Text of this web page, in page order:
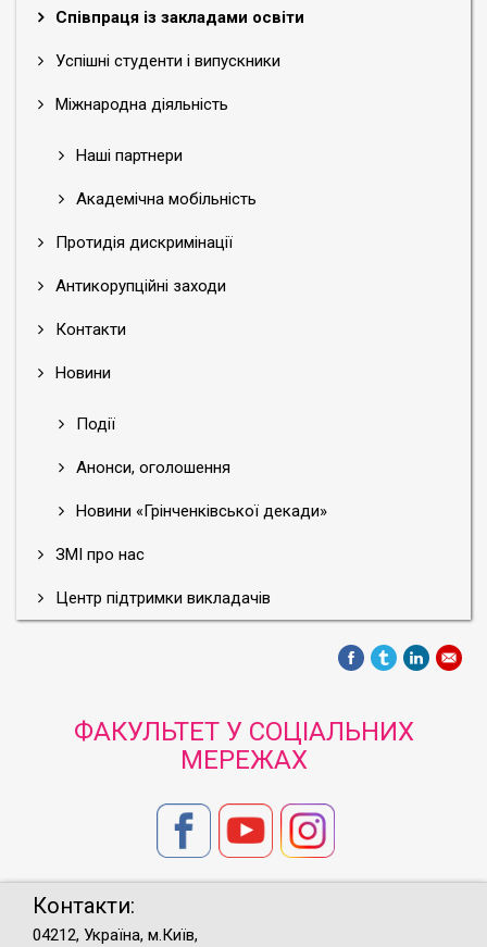
Співпраця із закладами освіти
Успішні студенти і випускники
Міжнародна діяльність
Наші партнери
Академічна мобільність
Протидія дискримінації
Антикорупційні заходи
Контакти
Новини
Події
Анонси, оголошення
Новини «Грінченківської декади»
ЗМІ про нас
Центр підтримки викладачів
ФАКУЛЬТЕТ У СОЦІАЛЬНИХ
МЕРЕЖАХ
Контакти:
04212, Україна, м.Київ,